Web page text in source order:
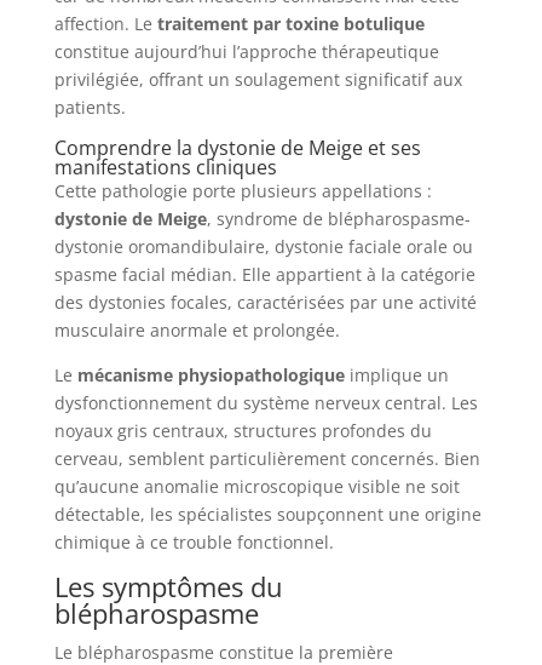
affection. Le traitement par toxine botulique
constitue aujourd’hui l’approche thérapeutique
privilégiée, offrant un soulagement significatif aux
patients.
Comprendre la dystonie de Meige et ses
manifestations cliniques
Cette pathologie porte plusieurs appellations :
dystonie de Meige, syndrome de blépharospasme-
dystonie oromandibulaire, dystonie faciale orale ou
spasme facial médian. Elle appartient à la catégorie
des dystonies focales, caractérisées par une activité
musculaire anormale et prolongée.
Le mécanisme physiopathologiqueimplique un
dysfonctionnement du système nerveux central. Les
noyaux gris centraux, structures profondes du
cerveau, semblent particulièrement concernés. Bien
qu’aucune anomalie microscopique visible ne soit
détectable, les spécialistes soupçonnent une origine
chimique à ce trouble fonctionnel.
Les symptômes du
blépharospasme
Le blépharospasme constitue la première